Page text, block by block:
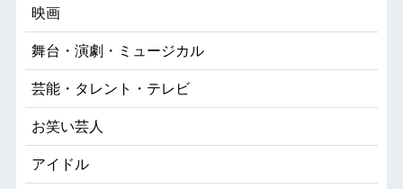
映画
舞台・演劇・ミュージカル
芸能・タレント・テレビ
お笑い芸人
アイドル